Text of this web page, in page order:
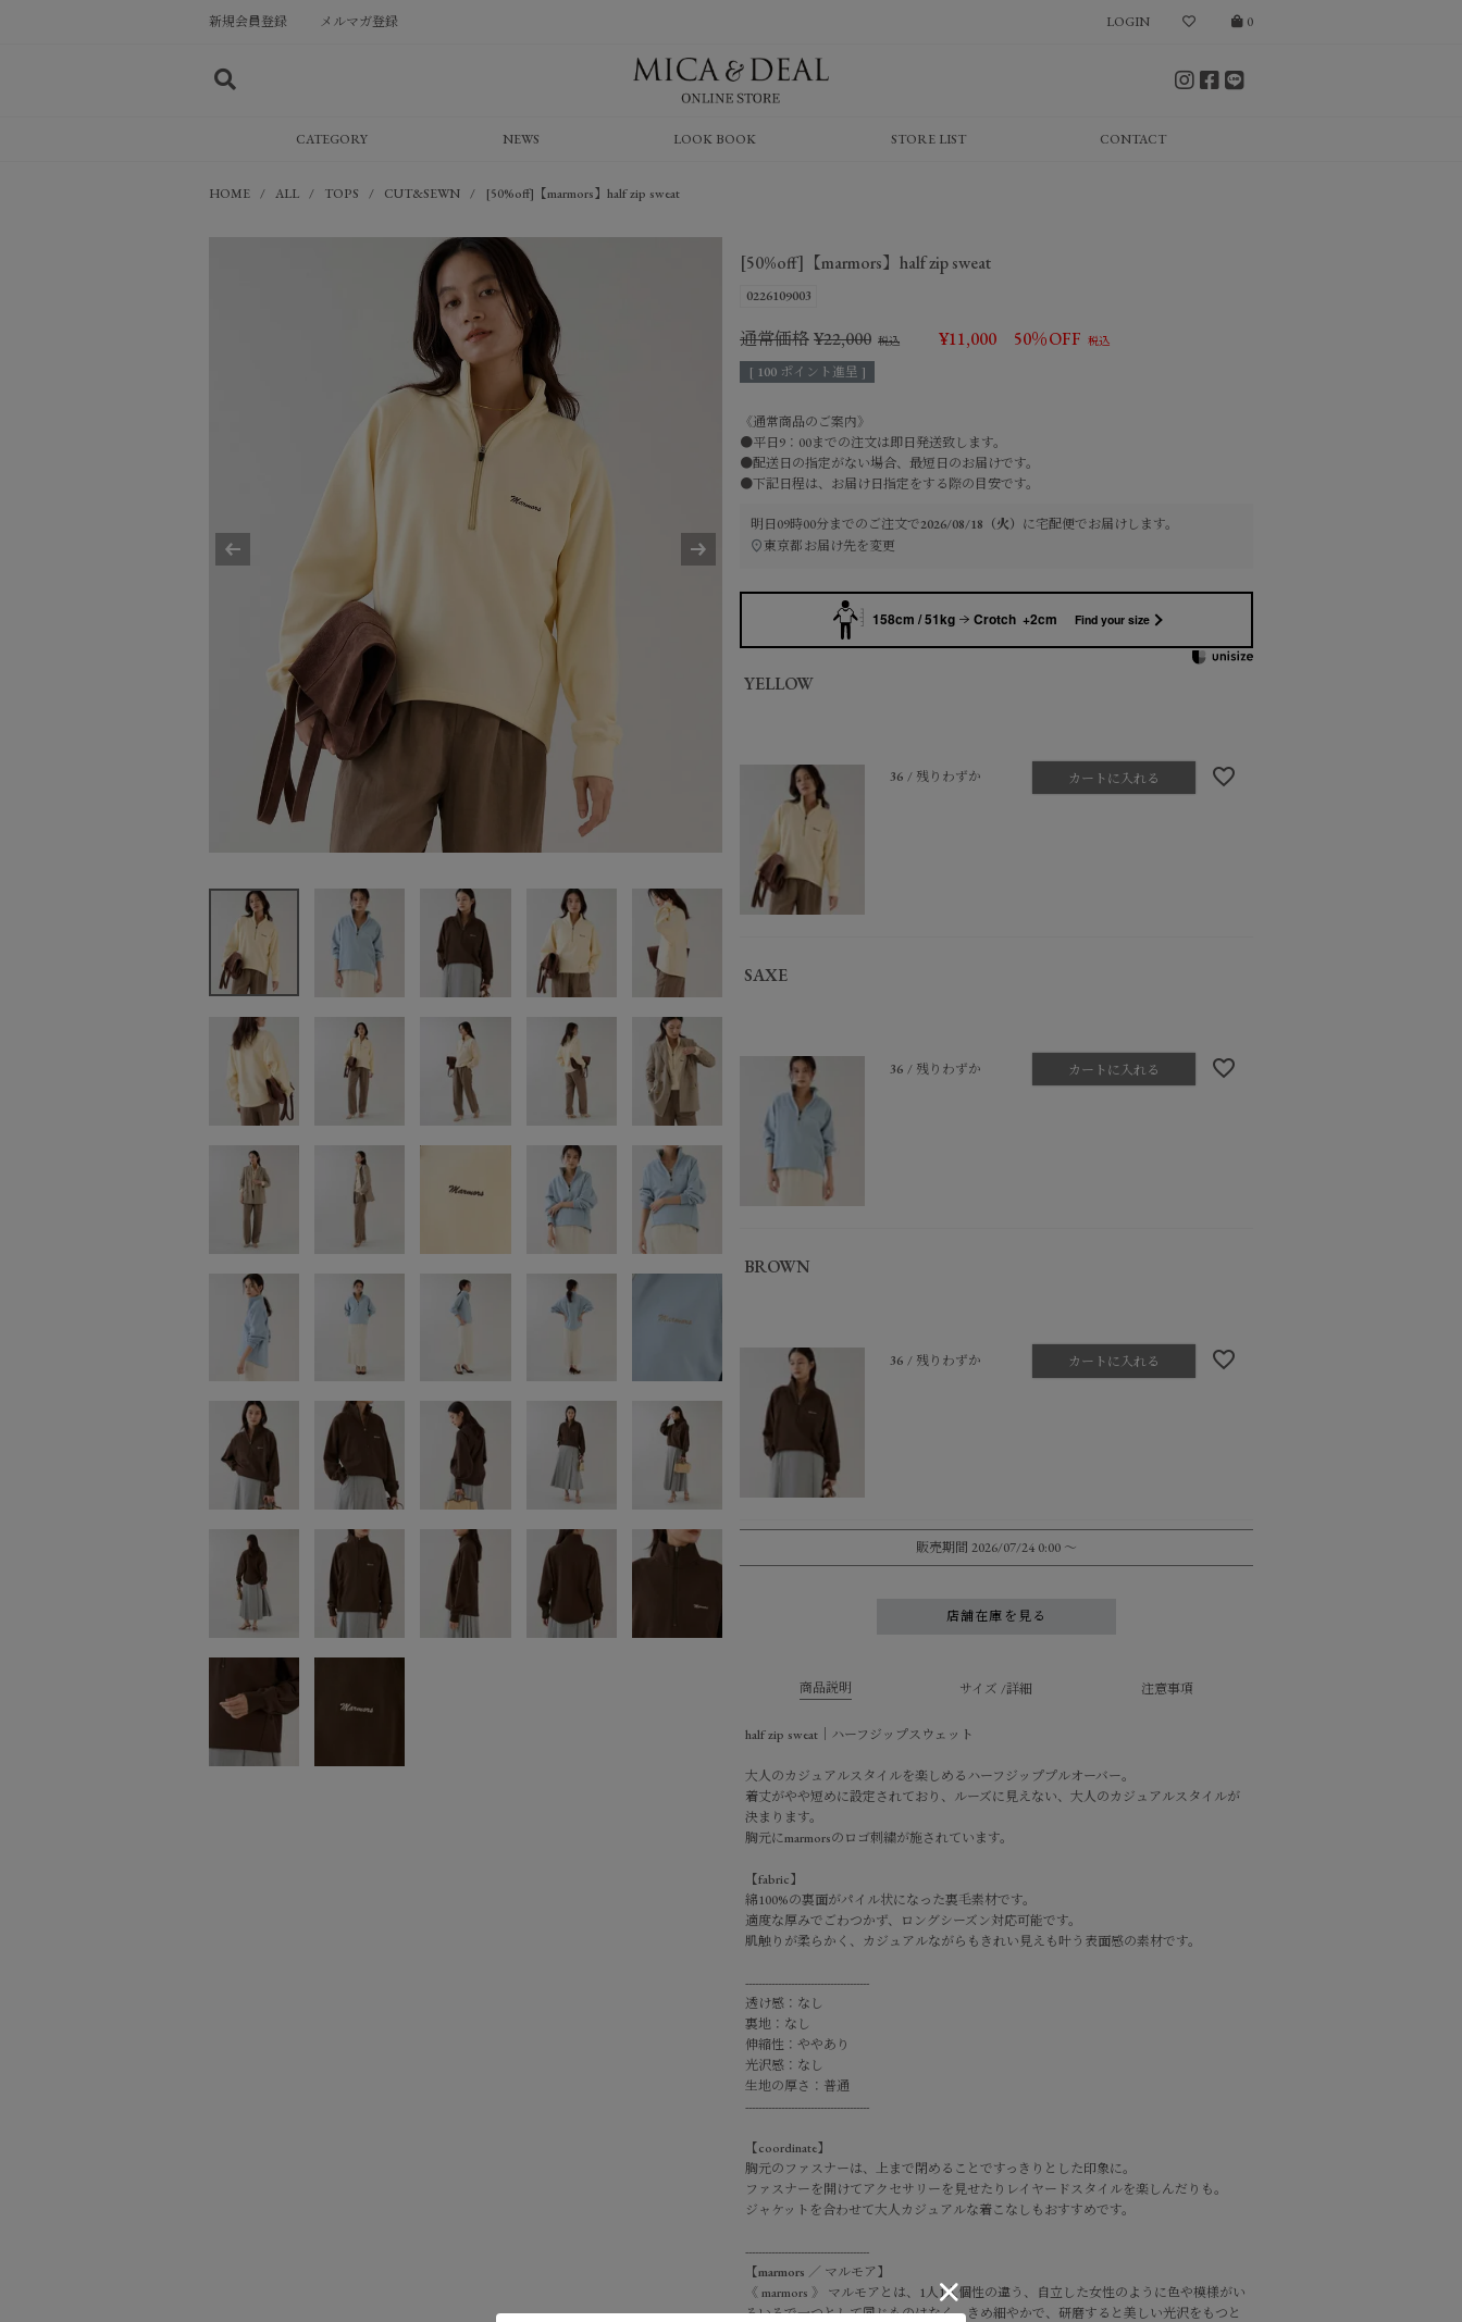
新規会員登録 メルマガ登録 LOGIN 0
CATEGORY NEWS LOOK BOOK STORE LIST CONTACT
HOME ALL TOPS CUT&SEWN [50%off]【marmors】half zip sweat
[50%off]【marmors】half zip sweat
0226109003
通常価格¥22,000 ¥11,000 50％OFF
[ 100 ポイント進呈 ]
《通常商品のご案内》
●平日9：00までの注文は即日発送致します。
●配送日の指定がない場合、最短日のお届けです。
●下記日程は、お届け日指定をする際の目安です。
明日09時00分までのご注文で2026/08/18（火） に宅配便でお届けします。
東京都お届け先を変更
158cm / 51kg Crotch +2cm Find your size
YELLOW
36 残りわずか カートに入れる
SAXE
36 残りわずか カートに入れる
BROWN
36 残りわずか カートに入れる
販売期間 2026/07/24 0:00 〜
店舗在庫を見る
商品説明 サイズ /詳細 注意事項
half zip sweat｜ハーフジップスウェット
大人のカジュアルスタイルを楽しめるハーフジッププルオーバー。
着丈がやや短めに設定されており、ルーズに見えない、大人のカジュアルスタイルが
決まります。
胸元にmarmorsのロゴ刺繍が施されています。
【fabric】
綿100%の裏面がパイル状になった裏毛素材です。
適度な厚みでごわつかず、ロングシーズン対応可能です。
肌触りが柔らかく、カジュアルながらもきれい見えも叶う表面感の素材です。
--------------------------------------
透け感：なし
裏地：なし
伸縮性：ややあり
光沢感：なし
生地の厚さ：普通
--------------------------------------
【coordinate】
胸元のファスナーは、上まで閉めることですっきりとした印象に。
ファスナーを開けてアクセサリーを見せたりレイヤードスタイルを楽しんだりも。
ジャケットを合わせて大人カジュアルな着こなしもおすすめです。
--------------------------------------
【marmors ／ マルモア】
《 marmors 》 マルモアとは、1人1人個性の違う、自立した女性のように色や模様がい
ろいろで一つとして同じものはなく、きめ細やかで、研磨すると美しい光沢をもつと